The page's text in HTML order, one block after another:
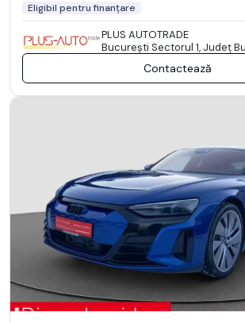
Eligibil pentru finanțare
PLUS AUTOTRADE
Bucureşti Sectorul 1, Județ
Contactează